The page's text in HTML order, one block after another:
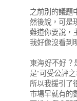
之前別的議題
然後說，可是
難道你要說，
我好像沒看到
東海好不好？
是“可受公評之
所以我援引了
市場早就有的